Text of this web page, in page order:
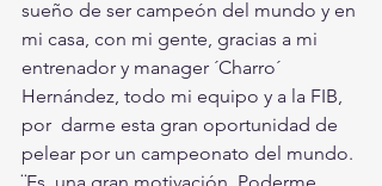
sueño de ser campeón del mundo y en
mi casa, con mi gente, gracias a mi
entrenador y manager ´Charro´
Hernández, todo mi equipo y a la FIB,
por  darme esta gran oportunidad de
pelear por un campeonato del mundo.